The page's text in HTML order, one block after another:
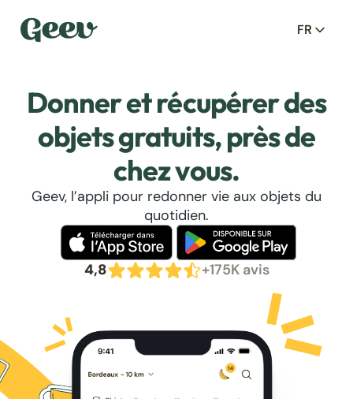
FR
Donner et récupérer des
objets gratuits, près de
chez vous.
Geev, l’appli pour redonner vie aux objets du
quotidien.
4,8 +175K avis